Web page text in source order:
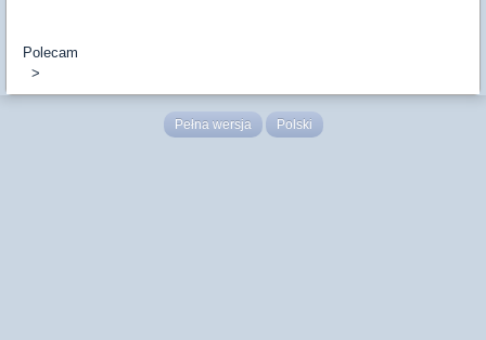
Polecam
>
Pełna wersja Polski